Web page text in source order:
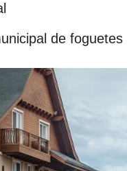
de foguetes